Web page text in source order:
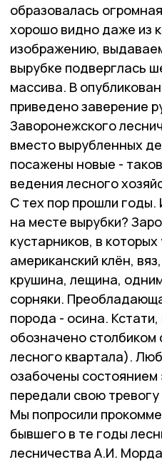
образовалась
хорошо видно даже из
изображению,
вырубке подверглась
массива. В
приведено заверение
Заворонежского
вместо вырубленных
посажены новые -
ведения лесного
С тех пор прошли годы.
на месте вырубки?
кустарников, в
американский клён,
крушина, лещина,
сорняки.
порода - осина.
обозначено
лесного квартала).
озабочены состоянием
передали свою
Мы попросили
бывшего в те годы
лесничества А.И.